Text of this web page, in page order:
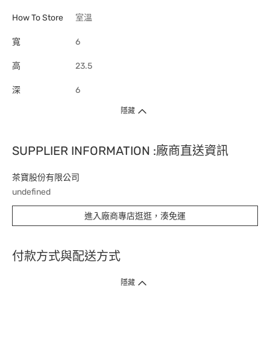
How To Store 室溫
寬 6
高 23.5
深 6
隱藏
SUPPLIER INFORMATION :廠商直送資訊
茶寶股份有限公司
undefined
進入廠商專店逛逛，湊免運
付款方式與配送方式
隱藏